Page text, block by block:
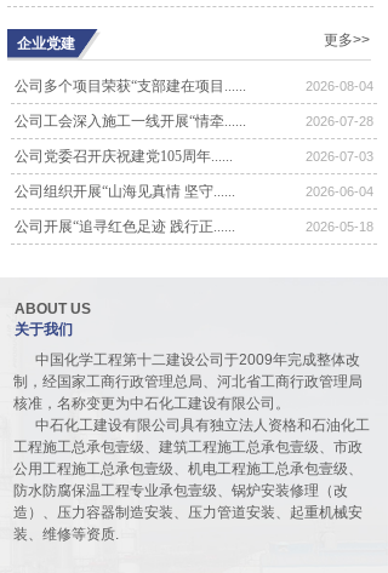
4月18日，中石化工建设有限公司召
开五届四次董事会会议。会议由董事
公司召开五届三次董事会会议
6998
4月20日，中石化工建设有限公司召
开五届三次董事会会议。会议由董事
长王忠同志......
公司召开四届六次股东代表大会
7017
10月21日，公司四届六次股东代表大
4月8日，公司四届五次股东代表大会
在河北宾馆豪廷会议厅隆重召开。90
余名代表......
公司召开四届四次股东代表大会
10850
5月27日，公司四届四次股东代表大
会在河北宾馆豪廷会议厅隆重召开。
90余名代......
更多>>
企业党建
公司多个项目荣获“支部建在项目...... 2026-08-04
公司工会深入施工一线开展“情牵...... 2026-07-28
公司党委召开庆祝建党105周年...... 2026-07-03
公司组织开展“山海见真情 坚守...... 2026-06-04
公司开展“追寻红色足迹 践行正...... 2026-05-18
ABOUT US
关于我们
中国化学工程第十二建设公司于2009年完成整体改
制，经国家工商行政管理总局、河北省工商行政管理局
核准，名称变更为中石化工建设有限公司。
中石化工建设有限公司具有独立法人资格和石油化工
工程施工总承包壹级、建筑工程施工总承包壹级、市政
公用工程施工总承包壹级、机电工程施工总承包壹级、
防水防腐保温工程专业承包壹级、锅炉安装修理（改
造）、压力容器制造安装、压力管道安装、起重机械安
装、维修等资质.